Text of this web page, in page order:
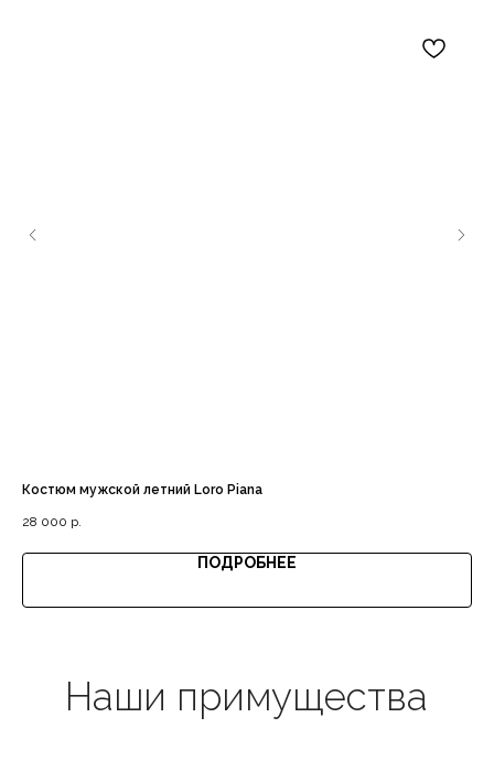
Костюм мужской летний Loro Piana
28 000 р.
ПОДРОБНЕЕ
Выгодная цена